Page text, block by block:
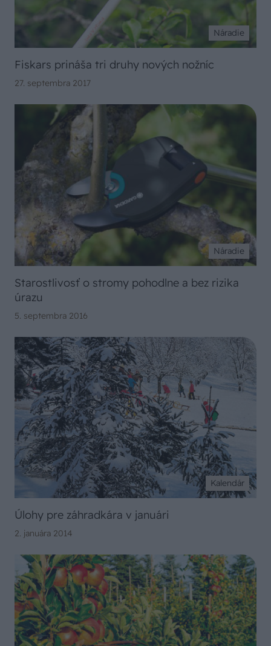
Náradie
Fiskars prináša tri druhy nových nožníc
27. septembra 2017
Náradie
Starostlivosť o stromy pohodlne a bez rizika
úrazu
5. septembra 2016
Kalendár
Úlohy pre záhradkára v januári
2. januára 2014